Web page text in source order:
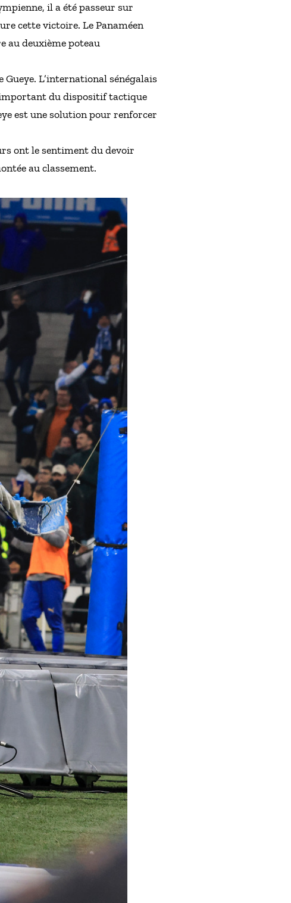
il a été passeur sur
cette victoire. Le Panaméen
au deuxième poteau
Gueye. L’international sénégalais
du dispositif tactique
est une solution pour renforcer
ont le sentiment du devoir
au classement.